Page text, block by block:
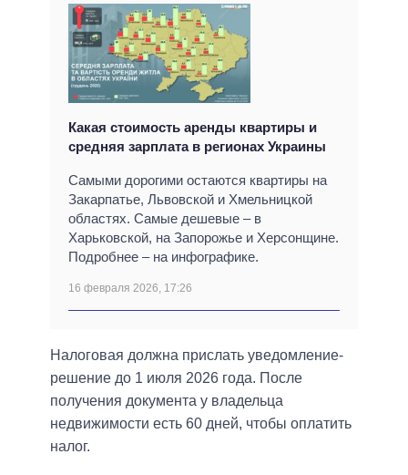
Какая стоимость аренды квартиры и
средняя зарплата в регионах Украины
Самыми дорогими остаются квартиры на
Закарпатье, Львовской и Хмельницкой
областях. Самые дешевые – в
Харьковской, на Запорожье и Херсонщине.
Подробнее – на инфографике.
16 февраля 2026, 17:26
Налоговая должна прислать уведомление-
решение до 1 июля 2026 года. После
получения документа у владельца
недвижимости есть 60 дней, чтобы оплатить
налог.